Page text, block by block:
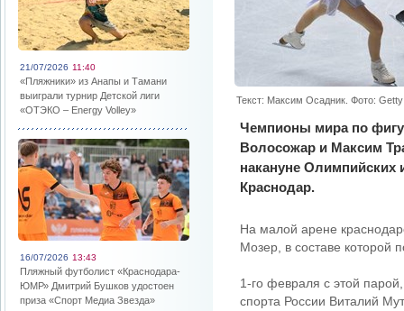
21/07/2026 11:40
«Пляжники» из Анапы и Тамани
выиграли турнир Детской лиги
«ОТЭКО – Energy Volley»
16/07/2026 13:43
Пляжный футболист «Краснодара-
ЮМР» Дмитрий Бушков удостоен
приза «Спорт Медиа Звезда»
Текст: Максим Осадник. Фото:
Чемпионы мира по
Волосожар и Максим
накануне Олимпийских
Краснодар.
На малой арене
Мозер, в составе которой
1-го февраля с этой
спорта России Виталий